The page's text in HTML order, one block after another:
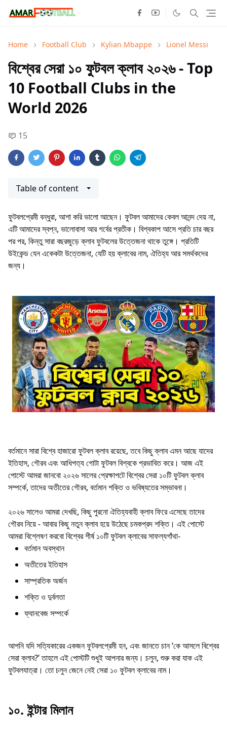
Home Football Club Kylian Mbappe Lionel Messi
বিশ্বের সেরা ১০ ফুটবল ক্লাব ২০২৬ - Top
10 Football Clubs in the
World 2026
15
Table of content
ফুটবলপ্রেমী বন্ধুরা, আশা করি ভালো আছেন। ফুটবল আমাদের কেবল আনন্দ দেয় না,
এটি আমাদের স্বপ্ন, ভালোবাসা আর গর্বের প্রতীক। বিশ্বকাপ আসে প্রতি চার বছর
পর পর, কিন্তু সারা বছরজুড়ে ক্লাব ফুটবলের উত্তেজনা থাকে তুঙ্গে। প্রতিটি
উইকেন্ড যেন একেকটা উত্তেজনা, যেটি হয় ক্লাবের নাম, ঐতিহ্য আর সমর্থকদের
জন্য।
বর্তমানে সারা বিশ্বে হাজারো ফুটবল ক্লাব রয়েছে, তবে কিছু ক্লাব এমন আছে যাদের
ইতিহাস, গৌরব এবং আধিপত্য গোটা ফুটবল বিশ্বকে প্রভাবিত করে। আজ এই
পোস্টে আমরা জানবো ২০২৬ সালের প্রেক্ষাপটে বিশ্বের সেরা ১০টি ফুটবল ক্লাব
সম্পর্কে, তাদের অতীতের গৌরব, বর্তমান শক্তি ও ভবিষ্যতের সম্ভাবনা।
২০২৬ সালেও আমরা দেখছি, কিছু পুরনো ঐতিহ্যবাহী ক্লাব ফিরে এসেছে তাদের
গৌরব নিয়ে - আবার কিছু নতুন ক্লাব হয়ে উঠেছে চমকপ্রদ শক্তি। এই পোস্টে
আমরা বিশ্লেষণ করবো বিশ্বের শীর্ষ ১০টি ফুটবল ক্লাবের সাফল্যগাঁথা-
বর্তমান অবস্থান
অতীতের ইতিহাস
সাম্প্রতিক অর্জন
শক্তি ও দুর্বলতা
ফ্যানবেজ সম্পর্কে
আপনি যদি সত্যিকারের একজন ফুটবলপ্রেমী হন, এবং জানতে চান ‘কে আসলে বিশ্বের
সেরা ক্লাব?’ তাহলে এই পোস্টটি শুধুই আপনার জন্য। চলুন, শুরু করা যাক এই
ফুটবলযাত্রা। তো চলুন জেনে নেই সেরা ১০ ফুটবল ক্লাবের নাম।
১০. ইন্টার মিলান